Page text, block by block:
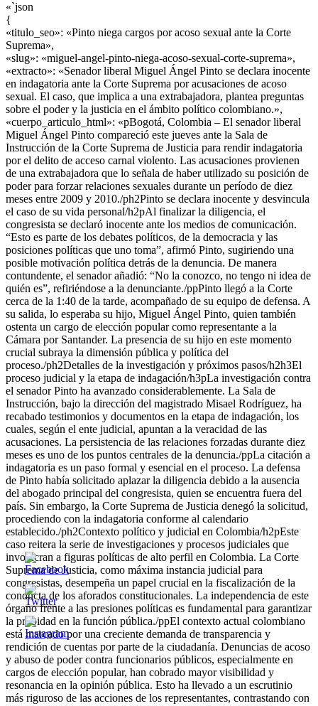
«`json
{
«titulo_seo»: «Pinto niega cargos por acoso sexual ante la Corte
Suprema»,
«slug»: «miguel-angel-pinto-niega-acoso-sexual-corte-suprema»,
«extracto»: «Senador liberal Miguel Ángel Pinto se declara inocente
en indagatoria ante la Corte Suprema por acusaciones de acoso
sexual. El caso, que implica a una extrabajadora, plantea preguntas
sobre el poder y la justicia en el ámbito político colombiano.»,
«cuerpo_articulo_html»: «pBogotá, Colombia – El senador liberal
Miguel Ángel Pinto compareció este jueves ante la Sala de
Instrucción de la Corte Suprema de Justicia para rendir indagatoria
por el delito de acceso carnal violento. Las acusaciones provienen
de una extrabajadora que lo señala de haber utilizado su posición de
poder para forzar relaciones sexuales durante un período de diez
meses entre 2009 y 2010./ph2Pinto se declara inocente y desvincula
el caso de su vida personal/h2pAl finalizar la diligencia, el
congresista se declaró inocente ante los medios de comunicación.
“Esto es parte de los debates políticos, de la democracia y las
posiciones políticas que uno toma”, afirmó Pinto, sugiriendo una
posible motivación política detrás de la denuncia. De manera
contundente, el senador añadió: “No la conozco, no tengo ni idea de
quién es”, refiriéndose a la denunciante./ppPinto llegó a la Corte
cerca de la 1:40 de la tarde, acompañado de su equipo de defensa. A
su salida, lo esperaba su hijo, Miguel Ángel Pinto, quien también
ostenta un cargo de elección popular como representante a la
Cámara por Santander. La presencia de su hijo en este momento
crucial subraya la dimensión pública y política del
proceso./ph2Detalles de la investigación y próximos pasos/h2h3El
proceso judicial y la etapa de indagación/h3pLa investigación contra
el senador Pinto ha avanzado considerablemente. La Sala de
Instrucción, bajo la dirección del magistrado Misael Rodríguez, ha
recabado testimonios y documentos en la etapa de indagación, los
cuales, según el ente judicial, apuntan a la veracidad de las
acusaciones. La persistencia de las relaciones forzadas durante diez
meses es uno de los puntos centrales de la denuncia./ppLa citación a
indagatoria es un paso formal y esencial en el proceso. La defensa
de Pinto había solicitado aplazar la diligencia debido a la ausencia
del abogado principal del congresista, quien se encuentra fuera del
país. Sin embargo, la Corte Suprema de Justicia denegó la solicitud,
procediendo con la indagatoria conforme al calendario
establecido./ph2Contexto político y judicial en Colombia/h2pEste
caso reitera la serie de investigaciones y procesos judiciales que
involucran a figuras políticas de alto perfil en Colombia. La Corte
Suprema de Justicia, como máxima instancia judicial para
congresistas, desempeña un papel crucial en la fiscalización de la
conducta de los aforados constitucionales. La independencia de este
órgano frente a las presiones políticas es fundamental para garantizar
la probidad en la función pública./ppEl contexto actual colombiano
está marcado por una creciente demanda de transparencia y
rendición de cuentas por parte de la ciudadanía. Denuncias de acoso
y abuso de poder contra funcionarios públicos, especialmente en
cargos de elección popular, han cobrado mayor visibilidad y
resonancia en la opinión pública. Esto ha llevado a un escrutinio
más riguroso de las acciones de los representantes, contrastando con